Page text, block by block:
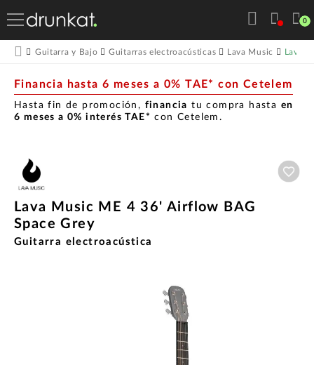
0
Guitarra y Bajo Guitarras electroacústicas Lava Music Lava
Financia hasta 6 meses a 0% TAE* con Cetelem
Hasta fin de promoción, financia tu compra hasta en
6 meses a 0% interés TAE* con Cetelem.
Lava Music ME 4 36' Airflow BAG
Space Grey
Guitarra electroacústica